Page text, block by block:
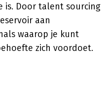
is. Door talent sourcing
aan
waarop je kunt
zich voordoet.